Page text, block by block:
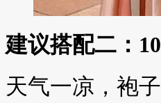
建议搭配二：
天气一凉，袍